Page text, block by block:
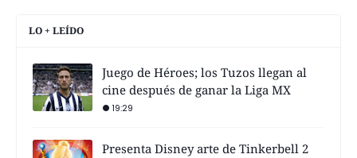
LO + LEÍDO
Juego de Héroes; los Tuzos llegan al
cine después de ganar la Liga MX
19:29
Presenta Disney arte de Tinkerbell 2